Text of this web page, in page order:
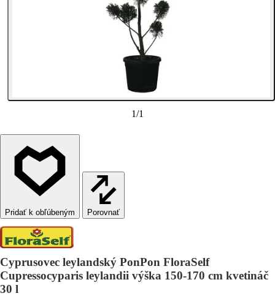
1/1
Porovnať
Cyprusovec leylandský PonPon FloraSelf
Cupressocyparis leylandii výška 150-170 cm kvetináč
30 l